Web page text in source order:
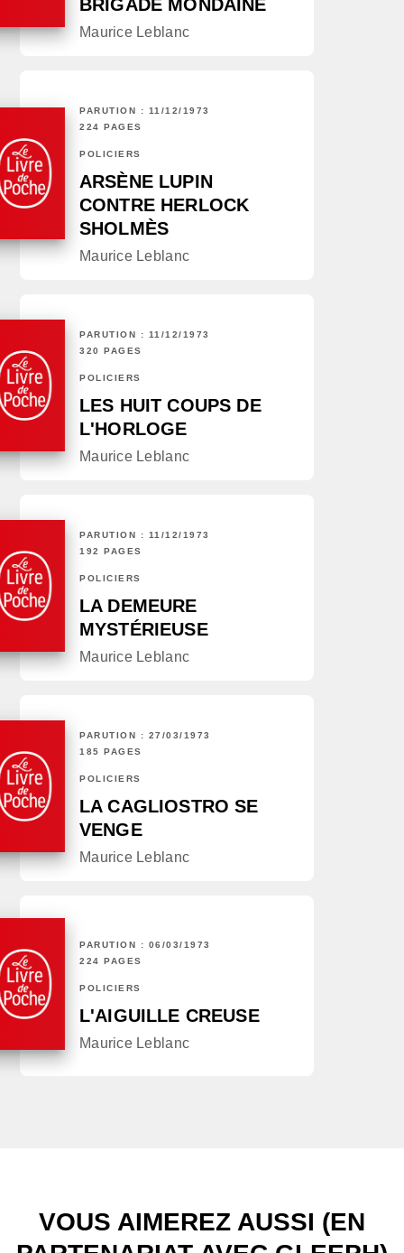
BRIGADE MONDAINE
Maurice Leblanc
PARUTION : 11/12/1973
224 PAGES
POLICIERS
ARSÈNE LUPIN
CONTRE HERLOCK
SHOLMÈS
Maurice Leblanc
PARUTION : 11/12/1973
320 PAGES
POLICIERS
LES HUIT COUPS DE
L'HORLOGE
Maurice Leblanc
PARUTION : 11/12/1973
192 PAGES
POLICIERS
LA DEMEURE
MYSTÉRIEUSE
Maurice Leblanc
PARUTION : 27/03/1973
185 PAGES
POLICIERS
LA CAGLIOSTRO SE
VENGE
Maurice Leblanc
PARUTION : 06/03/1973
224 PAGES
POLICIERS
L'AIGUILLE CREUSE
Maurice Leblanc
VOUS AIMEREZ AUSSI (EN